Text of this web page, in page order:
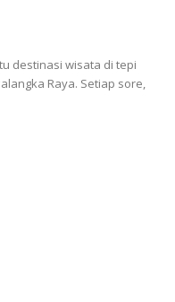
destinasi wisata di tepi
Raya. Setiap sore,